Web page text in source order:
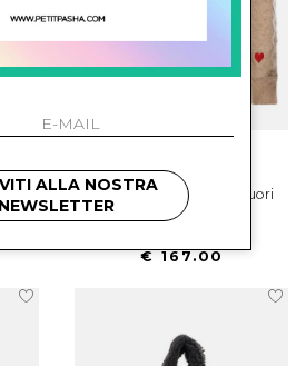
saint barth
Cardigan Donna Con Cuori
€ 167.00
ALLA NOSTRA
NEWSLETTER